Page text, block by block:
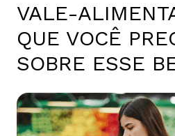
VALE-
QUE VOCÊ
SOBRE ESSE